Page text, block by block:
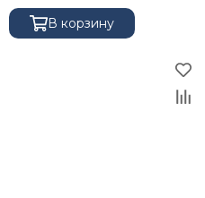
В корзину